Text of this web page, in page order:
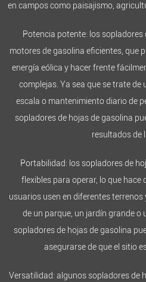
en campos como paisajismo,
Potencia potente: los
motores de gasolina eficientes, que
energía eólica y hacer frente
complejas. Ya sea que se trate de
escala o mantenimiento diario de
sopladores de hojas de gasolina
resultados de
Portabilidad: los sopladores de
flexibles para operar, lo que hace
usuarios usen en diferentes
de un parque, un jardín grande o
sopladores de hojas de gasolina
asegurarse de que el sitio
Versatilidad: algunos sopladores de